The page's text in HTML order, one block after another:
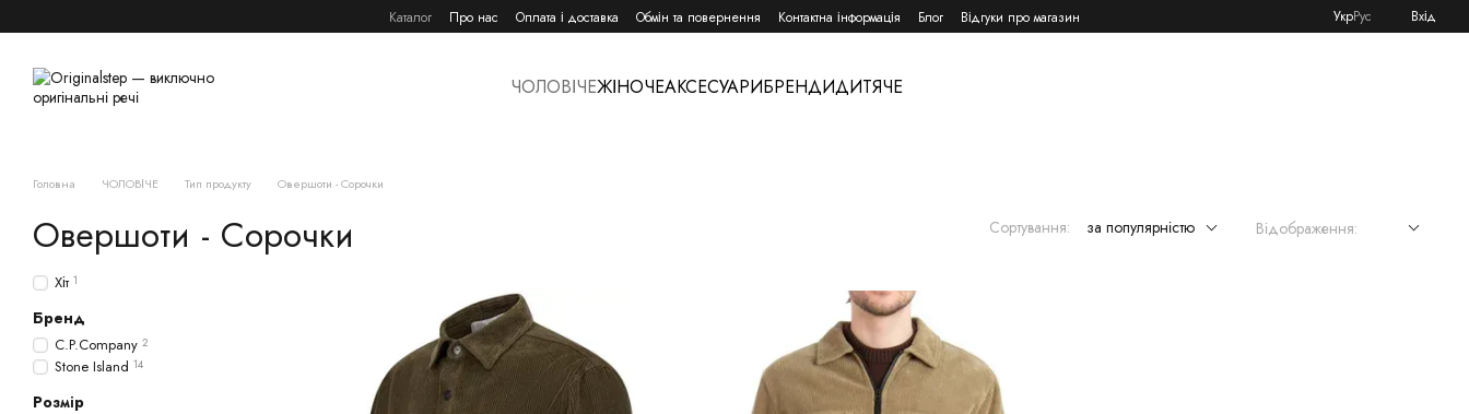
Каталог Про нас Оплата і доставка Обмін та повернення Контактна інформація Блог Відгуки про магазин УкрРус Вхід
ЧОЛОВІЧЕЖІНОЧЕАКСЕСУАРИБРЕНДИДИТЯЧЕ
Головна ЧОЛОВІЧЕ Тип продукту Овершоти - Сорочки
Овершоти - Сорочки Сортування: за популярністю Відображення:
Хіт 1
Бренд
C.P.Company 2
Stone Island 14
Розмір